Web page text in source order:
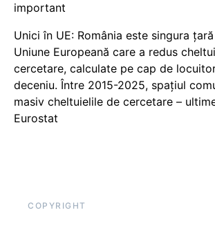
important
Unici în UE: România este singura
Uniune Europeană care a redus
cercetare, calculate pe cap de
deceniu. Între 2015-2025, spațiul
masiv cheltuielile de cercetare –
Eurostat
COPYRIGHT